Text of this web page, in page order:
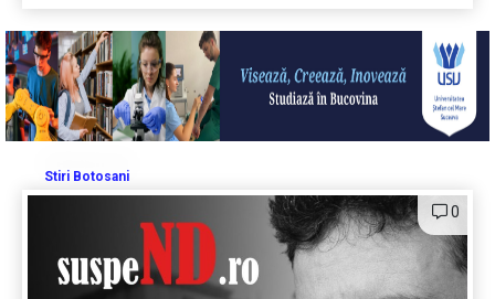
Stiri Botosani
0